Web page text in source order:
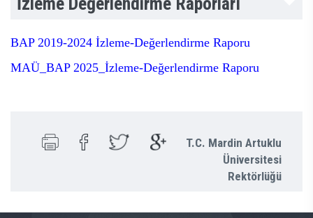
BAP 2019-2024 İzleme-Değerlendirme Raporu
MAÜ_BAP 2025_İzleme-Değerlendirme Raporu
T.C. Mardin Artuklu
Üniversitesi
Rektörlüğü